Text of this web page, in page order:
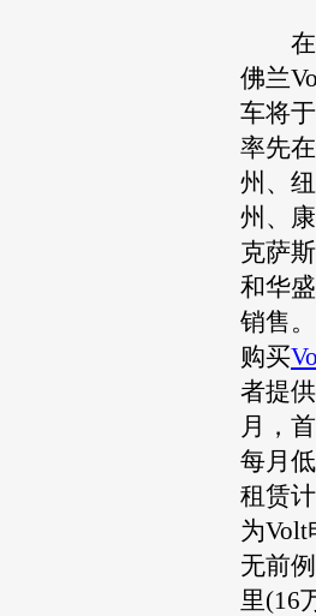
在
佛兰
车将
率先
州、
州、
克萨
和华
销售。
购买
者提
月，
每月
租赁
为Volt
无前
里(16